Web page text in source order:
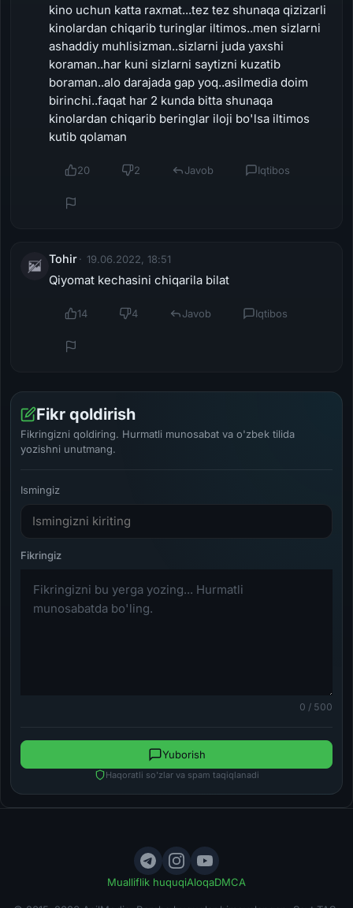
kino uchun katta raxmat...tez tez shunaqa qizizarli
kinolardan chiqarib turinglar iltimos..men sizlarni
ashaddiy muhlisizman..sizlarni juda yaxshi
koraman..har kuni sizlarni saytizni kuzatib
boraman..alo darajada gap yoq..asilmedia doim
birinchi..faqat har 2 kunda bitta shunaqa
kinolardan chiqarib beringlar iloji bo'lsa iltimos
kutib qolaman
20 2 Javob Iqtibos
Tohir 19.06.2022, 18:51
Qiyomat kechasini chiqarila bilat
14 4 Javob Iqtibos
Fikr qoldirish
Fikringizni qoldiring. Hurmatli munosabat va o'zbek tilida
yozishni unutmang.
Ismingiz
0 / 500
Haqoratli so'zlar va spam taqiqlanadi
Yuborish
Mualliflik huquqiAloqaDMCA